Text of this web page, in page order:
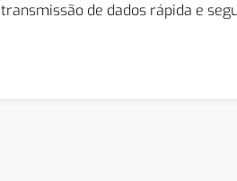
transmissão de dados rápida e